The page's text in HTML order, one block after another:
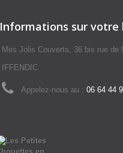
Informations sur votre
Mes Jolis Couverts, 36 bis rue de
IFFENDIC
Appelez-nous au : 06 64 44